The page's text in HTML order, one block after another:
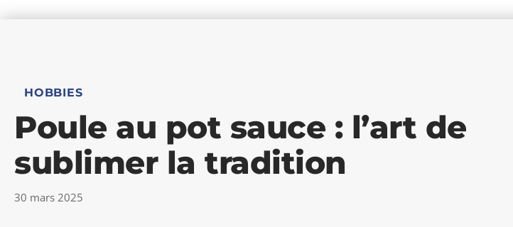
HOBBIES
Poule au pot sauce : l’art de
sublimer la tradition
30 mars 2025